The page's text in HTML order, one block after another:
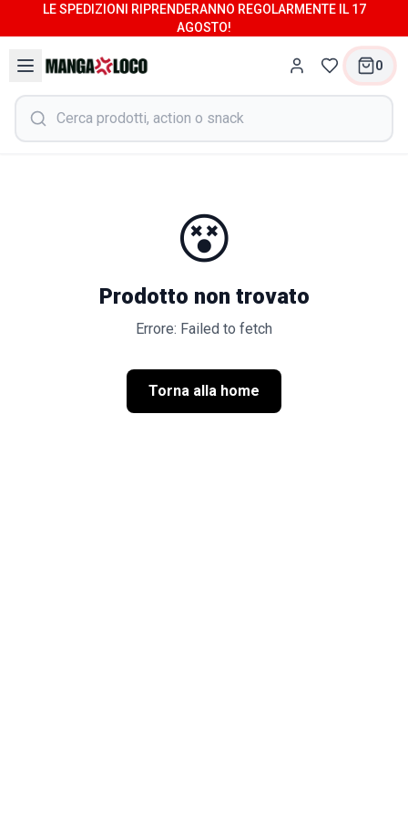
LE SPEDIZIONI RIPRENDERANNO REGOLARMENTE IL 17
AGOSTO!
0
😵
Prodotto non trovato
Errore: Failed to fetch
Torna alla home